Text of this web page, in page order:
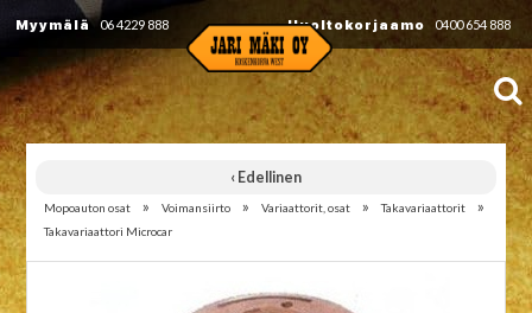
Myymälä 06 4229 888 Huoltokorjaamo 0400 654 888
‹ Edellinen
Mopoauton osat » Voimansiirto » Variaattorit, osat » Takavariaattorit »
Takavariaattori Microcar